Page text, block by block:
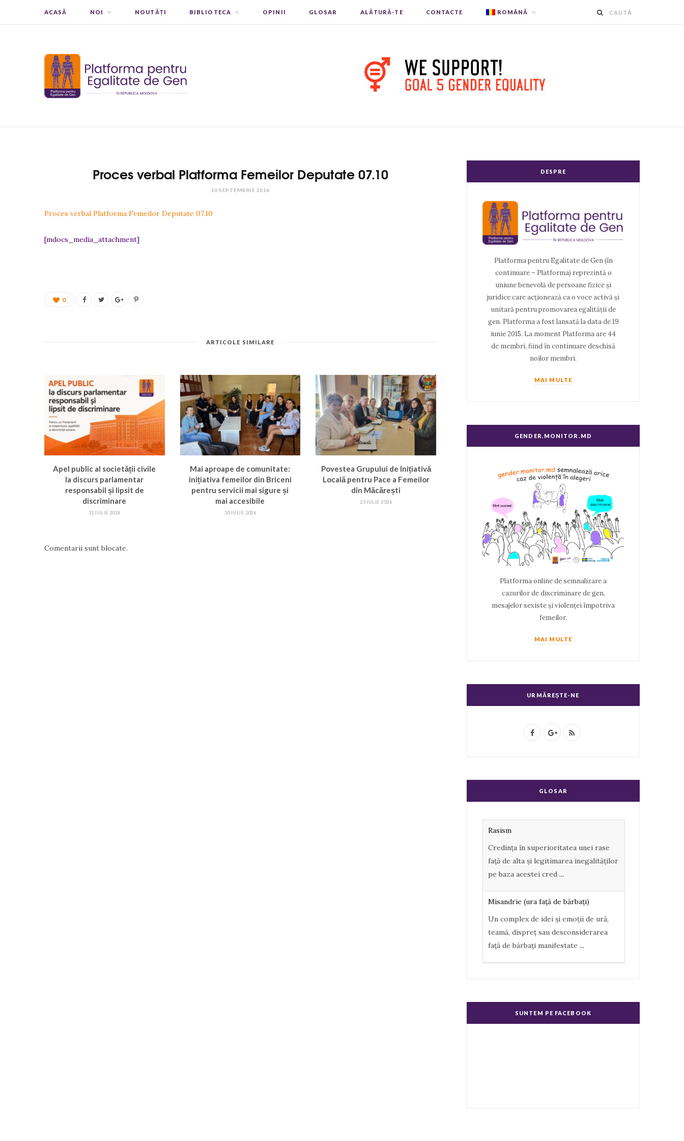
ACASĂ NOI NOUTĂȚI BIBLIOTECA OPINII GLOSAR ALĂTURĂ-TE CONTACTE ROMÂNĂ
Proces verbal Platforma Femeilor Deputate 07.10
10 SEPTEMBRIE 2016
Proces verbal Platforma Femeilor Deputate 07.10
[mdocs_media_attachment]
0
ARTICOLE SIMILARE
Apel public al societății civile
la discurs parlamentar
responsabil și lipsit de
discriminare
31 IULIE 2026
Mai aproape de comunitate:
inițiativa femeilor din Briceni
pentru servicii mai sigure și
mai accesibile
30 IULIE 2026
Povestea Grupului de Inițiativă
Locală pentru Pace a Femeilor
din Măcărești
23 IULIE 2026
Comentarii sunt blocate.
DESPRE
Platforma pentru Egalitate de Gen (în
continuare – Platforma) reprezintă o
uniune benevolă de persoane fizice și
juridice care acționează ca o voce activă și
unitară pentru promovarea egalității de
gen. Platforma a fost lansată la data de 19
iunie 2015. La moment Platforma are 44
de membri, fiind în continuare deschisă
noilor membri.
MAI MULTE
GENDER.MONITOR.MD
Platforma online de semnalizare a
cazurilor de discriminare de gen,
mesajelor sexiste și violenței împotriva
femeilor.
MAI MULTE
URMĂREȘTE-NE
F
b
o
k
G
l
e
u
R
GLOSAR
Rasism
Credința în superioritatea unei rase
față de alta și legitimarea inegalităților
pe baza acestei cred ...
Misandrie (ura faţă de bărbaţi)
Un complex de idei şi emoţii de ură,
teamă, dispreţ sau desconsiderarea
faţă de bărbaţi manifestate ...
ură, dispreţ manifestate de bărbaţi faţă
de femei în genere. ...
SUNTEM PE FACEBOOK